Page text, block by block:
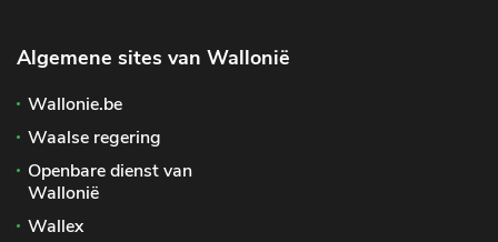
Algemene sites van Wallonië
Wallonie.be
Waalse regering
Openbare dienst van
Wallonië
Wallex